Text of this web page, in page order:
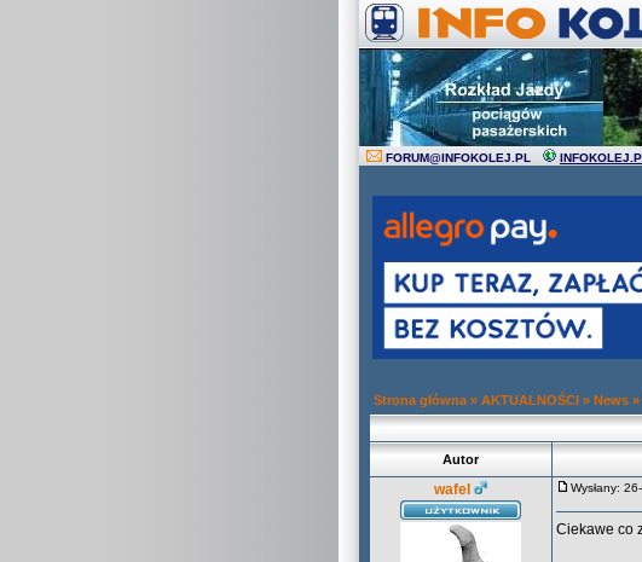
FORUM@INFOKOLEJ.PL
Strona główna » AKTUALNOŚCI » News »
Autor
wafel Wysłany:
Ciekawe co